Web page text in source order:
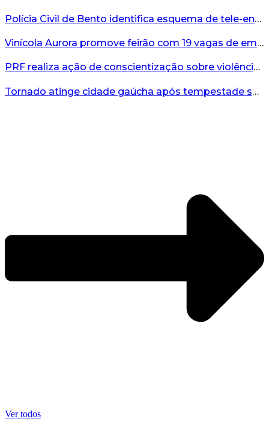
Polícia Civil de Bento identifica esquema de tele-entrega de drogas comandado de dentro de presídio...
Vinícola Aurora promove feirão com 19 vagas de emprego em Bento Gonçalves...
PRF realiza ação de conscientização sobre violência contra a mulher durante o Agosto Lilás...
Tornado atinge cidade gaúcha após tempestade severa...
Ver todos